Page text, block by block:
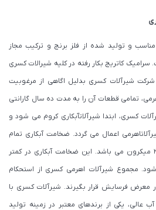
و تولید شده از فلز برنج و ترکیب مجاز
کاتریج بکار رفته در کلیه شیرالات کسری
شیرآلات کسری بدلیل اگاهی از مرغوبیت
تمامی قطعات آن را به مدت ده سال گارانتی
کسری، ابتدا شیرآلاتآبکاری کروم می شود و
اعمال می گردد. ضخامت آبکاری تمام
محصولات شرکت کسری حدود ۲۰ میکرون می باشد. این ضخامت آبکاری در کمتر
مجموع شیرآلات اهرمی کسری از استحکام
معرض فرسایش قرار بگیرند. شیرآلات کسری با
عالی، یکی از برندهای معتبر در زمینه تولید